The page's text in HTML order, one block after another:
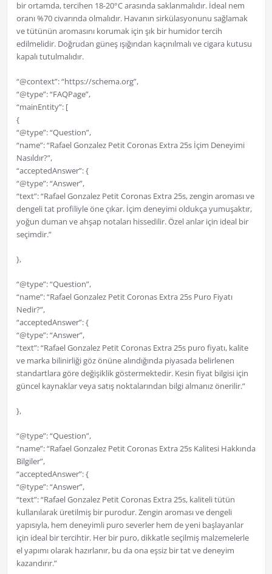
bir ortamda, tercihen 18-20°C arasında saklanmalıdır. İdeal nem
oranı %70 civarında olmalıdır. Havanın sirkülasyonunu sağlamak
ve tütünün aromasını korumak için şık bir humidor tercih
edilmelidir. Doğrudan güneş ışığından kaçınılmalı ve cigara kutusu
kapalı tutulmalıdır.
“@context”: “https://schema.org”,
“@type”: “FAQPage”,
“mainEntity”: [
{
“@type”: “Question”,
“name”: “Rafael Gonzalez Petit Coronas Extra 25s İçim Deneyimi
Nasıldır?”,
“acceptedAnswer”: {
“@type”: “Answer”,
“text”: “Rafael Gonzalez Petit Coronas Extra 25s, zengin aroması ve
dengeli tat profiliyle öne çıkar. İçim deneyimi oldukça yumuşaktır,
yoğun duman ve ahşap notaları hissedilir. Özel anlar için ideal bir
seçimdir.”
},
“@type”: “Question”,
“name”: “Rafael Gonzalez Petit Coronas Extra 25s Puro Fiyatı
Nedir?”,
“acceptedAnswer”: {
“@type”: “Answer”,
“text”: “Rafael Gonzalez Petit Coronas Extra 25s puro fiyatı, kalite
ve marka bilinirliği göz önüne alındığında piyasada belirlenen
standartlara göre değişiklik göstermektedir. Kesin fiyat bilgisi için
güncel kaynaklar veya satış noktalarından bilgi almanız önerilir.”
},
“@type”: “Question”,
“name”: “Rafael Gonzalez Petit Coronas Extra 25s Kalitesi Hakkında
Bilgiler”,
“acceptedAnswer”: {
“@type”: “Answer”,
“text”: “Rafael Gonzalez Petit Coronas Extra 25s, kaliteli tütün
kullanılarak üretilmiş bir purodur. Zengin aroması ve dengeli
yapısıyla, hem deneyimli puro severler hem de yeni başlayanlar
için ideal bir tercihtir. Her bir puro, dikkatle seçilmiş malzemelerle
el yapımı olarak hazırlanır, bu da ona eşsiz bir tat ve deneyim
kazandırır.”